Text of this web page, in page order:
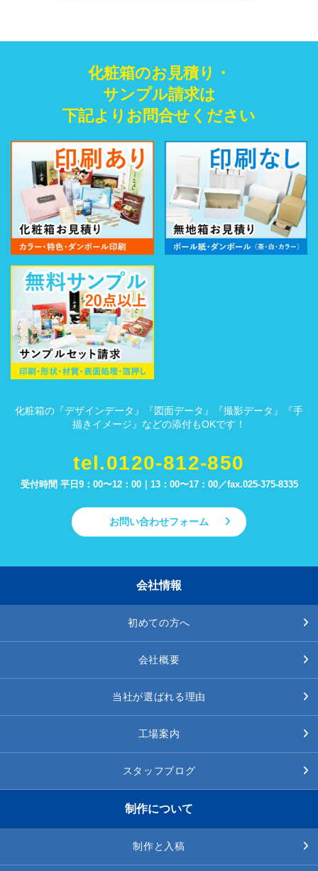
化粧箱のお見積り・
サンプル請求は
下記よりお問合せください
化粧箱の『デザインデータ』『図面データ』『撮影データ』『手
描きイメージ』などの添付もOKです！
tel.0120-812-850
受付時間 平日9：00〜12：00｜13：00〜17：00／fax.025-375-8335
お問い合わせフォーム
会社情報
初めての方へ
会社概要
当社が選ばれる理由
工場案内
スタッフブログ
制作について
制作と入稿